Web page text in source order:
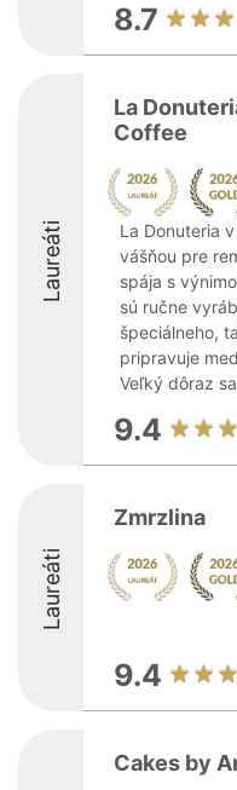
8.7
Laureáti
La
Coffee
La Donuteria
vášňou pre
spája s
sú ručne
špeciálneho,
pripravuje
Veľký dôraz
9.4
Laureáti
Zmrzlina
9.4
Cakes by